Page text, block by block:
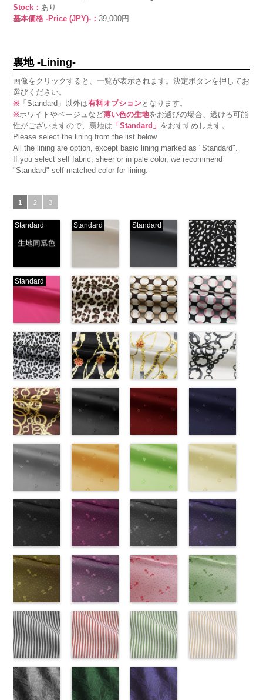
Stock：あり
基本価格 -Price (JPY)-：39,000円
裏地 -Lining-
画像をクリックすると、一覧が表示されます。決定ボタンを押してお
選びください。
※ 「Standard」以外は有料オプションとなります。
※ホワイトやベージュなど薄い色の生地をお選びの場合、透ける可能
性がございますので、裏地は 「Standard」 をおすすめします。
Please select the lining from the list below.
All the lining are option, except basic lining marked as "Standard".
If you select self fabric, sheer or in pale color, we recommend
"Standard" self matched color for lining.
1 2 3
(-/TK)
http://www.anys.co.jp/wp-
content/uploads/2013/04/jpg
ステル100％
CHARALIST、
d.、
DOLCELABY、
JEANNE、
LUNAMARY、
LUNAMARY
ラージサイ
Macolina、
NUDE、
pinkywolman
Standard
(221/OT)
http://www.anys.co.jp/wp-
content/uploads/2013/04/221.jpg
221 ベージュ
ステル100％
CHARALIST、
d.、
DOLCELABY、
JEANNE、
LUNAMARY、
LUNAMARY
ラージサイ
Macolina、
NUDE、
pinkywolman
Standard
(19/OT)
http://www.anys.co.jp/wp-
content/uploads/2013/02/19.jpg
19 ブラック
ステル100％
CHARALIST、
d.、
DOLCELABY、
JEANNE、
LUNAMARY、
LUNAMARY
ラージサイ
Macolina、
NUDE、
pinkywolman
Standard
ワイト模様
(KKP3601-
24-C)
http://
24-c.jpg
KKP3601-24-
C ブラック×
ホワイト
テル100％
DOLCELABY、
FairyRose
(777/OT)
http://www.anys.co.jp/wp-
content/uploads/2013/08/777.jpg
777 ピンク
ステル100％
CHARALIST、
d.、
DOLCELABY、
JEANNE、
LUNAMARY、
LUNAMARY
ラージサイ
Macolina、
NUDE、
pinkywolman
Standard
ブラウン
(KKP1092-
55-B/UN)
http://www.anys.co.jp/wp-
55-b.jpg
KKP1092-55-
ブラウン
レオパード柄
100％
DOLCELABY
6000
柄ベージュ
(KKP1092-
93-C/UN)
http://www.anys.co.jp/wp-
93-c.jpg
KKP1092-93-
ベージュ
幾何学ドット
テル100％
DOLCELABY
柄ピンク
(KKP1092-
93-D/UN)
http://
93-d.jpg
KKP1092-93-
ピンク
100％
DOLCELABY
グレー
(KKP1092-
55-C/UN)
http://www.anys.co.jp/wp-
55-c.jpg
KKP1092-55-
グレー
オパード柄
100％
DOLCELABY
6000
ト柄ブラック
(KKP1092-
137-D/UN)
http://www.anys.co.jp/wp-
137-d.jpg
KKP1092-
137-D ブラッ
チェーン
リエステル
100％
DOLCELABY
6000
ト柄ホワイト
(KKP1092-
137-A/UN)
http://www.anys.co.jp/wp-
137-a.jpg
KKP1092-
ホワイ
チェーン
リエステル
100％
DOLCELABY
6000
ワイト
(KKP2090-
145-A/UN)
145-a.jpg
KKP2090-
ホワイ
チェーン
テル100％
DOLCELABY
6000
ラウン
(KKP21090-
145-B/UN)
http://www.anys.co.jp/wp-
145-b.jpg
KKP2090-
145-B
ブラウ
チェーン
テル100％
DOLCELABY
6000
(AK203-
55/LT)
http://www.anys.co.jp/wp-
content/uploads/2013/05/ak203-
AK203-55 ブ
ラック
花柄
キュプラ
100％
FairyRose
6000
(AK203-
51/LT)
http://www.anys.co.jp/wp-
content/uploads/2013/05/ak203-
AK203-51 レ
ッド
花柄
キ
ュプラ100％
DOLCELABY、
6000
(AK203-
50/LT)
http://
content/uploads/
AK203-50 ネ
イビー
キュプラ
100％
FairyRose
6000
(AK203-
31/LT)
http://www.anys.co.jp/wp-
content/uploads/2013/05/ak203-
AK203-31 グ
レー 花柄 キ
ュプラ100％
DOLCELABY、
6000
(AK203-
29/LT)
http://www.anys.co.jp/wp-
content/uploads/2013/05/ak203-
AK203-29 オ
レンジ
花柄
キュプラ
100％
FairyRose
6000
(AK203-
27/LT)
http://www.anys.co.jp/wp-
content/uploads/2013/05/ak203-
AK203-27 グ
リーン 花柄
キュプラ
100％
FairyRose
6000
(AK203-
11/LT)
http://
content/uploads/
11 ベージュ
花柄 キュプ
ラ100％
DOLCELABY、
6000
ラック
(AK201-
55/LT)
http://www.anys.co.jp/wp-
55.jpg
AK201-55 ブ
ラック 花柄
ドット キュ
DOLCELABY、
FairyRose
6000
ンク(AK201-
53/LT)
http://www.anys.co.jp/wp-
content/uploads/2013/05/ak201-
AK201-53 ピ
ンク 花柄ド
ット キュプ
ラ100％
FairyRose
6000
レー(AK201-
52/LT)
http://www.anys.co.jp/wp-
content/uploads/2013/04/ak201-
AK201-52 グ
レー 花柄ド
ット キュプ
ラ100％
FairyRose
6000
イビー
(AK201-
50/LT)
http://
50.jpg
AK201-50 ネ
イビー 花柄
ドット キュ
エロー
(AK201-
34/LT)
http://www.anys.co.jp/wp-
34.jpg
AK201-34 イ
エロー 花柄
ープル
(AK201-
33/LT)
http://www.anys.co.jp/wp-
33.jpg
AK201-33 パ
ープル 花柄
ッド(AK201-
29/LT)
http://www.anys.co.jp/wp-
content/uploads/2013/04/ak201-
AK201-29 レ
ッド 花柄ド
ット キュプ
リーン
(AK201-
27/LT)
http://
ライプブラッ
ク(AKL5300-
5/LT)
ライプレッド
(AKL5300-
4/LT)
ライプグリー
ン(AKL5300-
3/LT)